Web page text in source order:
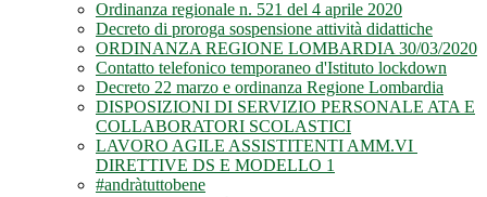
Ordinanza regionale n. 521 del 4 aprile 2020
Decreto di proroga sospensione attività didattiche
ORDINANZA REGIONE LOMBARDIA 30/03/2020
Contatto telefonico temporaneo d'Istituto lockdown
Decreto 22 marzo e ordinanza Regione Lombardia
DISPOSIZIONI DI SERVIZIO PERSONALE ATA E
COLLABORATORI SCOLASTICI
LAVORO AGILE ASSISTITENTI AMM.VI
DIRETTIVE DS E MODELLO 1
#andràtuttobene